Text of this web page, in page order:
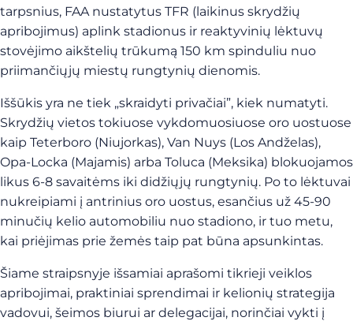
tarpsnius, FAA nustatytus TFR (laikinus skrydžių
apribojimus) aplink stadionus ir reaktyvinių lėktuvų
stovėjimo aikštelių trūkumą 150 km spinduliu nuo
priimančiųjų miestų rungtynių dienomis.
Iššūkis yra ne tiek „skraidyti privačiai”, kiek numatyti.
Skrydžių vietos tokiuose vykdomuosiuose oro uostuose
kaip Teterboro (Niujorkas), Van Nuys (Los Andželas),
Opa-Locka (Majamis) arba Toluca (Meksika) blokuojamos
likus 6-8 savaitėms iki didžiųjų rungtynių. Po to lėktuvai
nukreipiami į antrinius oro uostus, esančius už 45-90
minučių kelio automobiliu nuo stadiono, ir tuo metu,
kai priėjimas prie žemės taip pat būna apsunkintas.
Šiame straipsnyje išsamiai aprašomi tikrieji veiklos
apribojimai, praktiniai sprendimai ir kelionių strategija
vadovui, šeimos biurui ar delegacijai, norinčiai vykti į